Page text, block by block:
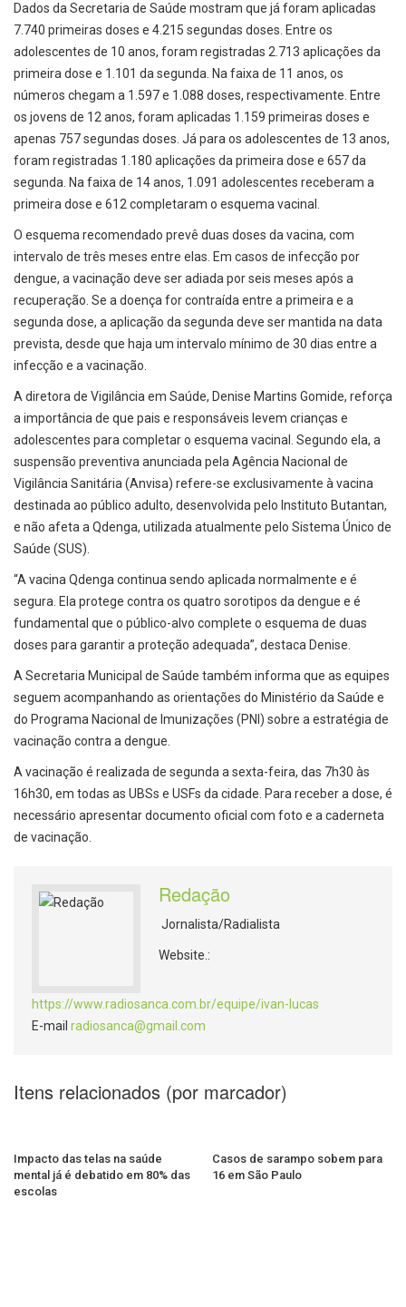
Dados da Secretaria de Saúde mostram que já foram aplicadas
7.740 primeiras doses e 4.215 segundas doses. Entre os
adolescentes de 10 anos, foram registradas 2.713 aplicações da
primeira dose e 1.101 da segunda. Na faixa de 11 anos, os
números chegam a 1.597 e 1.088 doses, respectivamente. Entre
os jovens de 12 anos, foram aplicadas 1.159 primeiras doses e
apenas 757 segundas doses. Já para os adolescentes de 13 anos,
foram registradas 1.180 aplicações da primeira dose e 657 da
segunda. Na faixa de 14 anos, 1.091 adolescentes receberam a
primeira dose e 612 completaram o esquema vacinal.
O esquema recomendado prevê duas doses da vacina, com
intervalo de três meses entre elas. Em casos de infecção por
dengue, a vacinação deve ser adiada por seis meses após a
recuperação. Se a doença for contraída entre a primeira e a
segunda dose, a aplicação da segunda deve ser mantida na data
prevista, desde que haja um intervalo mínimo de 30 dias entre a
infecção e a vacinação.
A diretora de Vigilância em Saúde, Denise Martins Gomide, reforça
a importância de que pais e responsáveis levem crianças e
adolescentes para completar o esquema vacinal. Segundo ela, a
suspensão preventiva anunciada pela Agência Nacional de
Vigilância Sanitária (Anvisa) refere-se exclusivamente à vacina
destinada ao público adulto, desenvolvida pelo Instituto Butantan,
e não afeta a Qdenga, utilizada atualmente pelo Sistema Único de
Saúde (SUS).
“A vacina Qdenga continua sendo aplicada normalmente e é
segura. Ela protege contra os quatro sorotipos da dengue e é
fundamental que o público-alvo complete o esquema de duas
doses para garantir a proteção adequada”, destaca Denise.
A Secretaria Municipal de Saúde também informa que as equipes
seguem acompanhando as orientações do Ministério da Saúde e
do Programa Nacional de Imunizações (PNI) sobre a estratégia de
vacinação contra a dengue.
A vacinação é realizada de segunda a sexta-feira, das 7h30 às
16h30, em todas as UBSs e USFs da cidade. Para receber a dose, é
necessário apresentar documento oficial com foto e a caderneta
de vacinação.
Redação
Jornalista/Radialista
Website.:
https://www.radiosanca.com.br/equipe/ivan-lucas
E-mail radiosanca@gmail.com
Itens relacionados (por marcador)
Impacto das telas na saúde
mental já é debatido em 80% das
escolas
Casos de sarampo sobem para
16 em São Paulo